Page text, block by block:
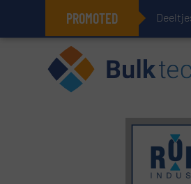
PROMOTED